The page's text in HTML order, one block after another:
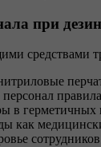
при
средствами
персонал
в герметичных
как